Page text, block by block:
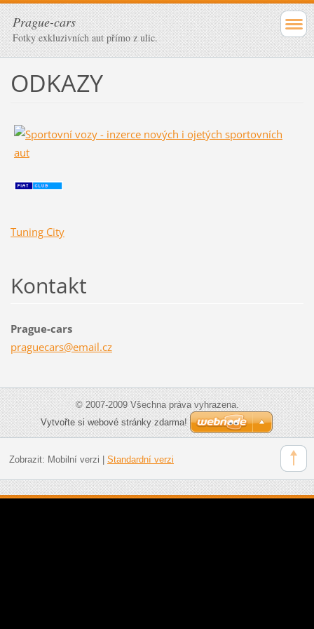
Prague-cars
Fotky exkluzivních aut přímo z ulic.
ODKAZY
Tuning City
Kontakt
Prague-cars
praguecars@email.cz
© 2007-2009 Všechna práva vyhrazena.
Vytvořte si webové stránky zdarma!
Zobrazit: Mobilní verzi | Standardní verzi